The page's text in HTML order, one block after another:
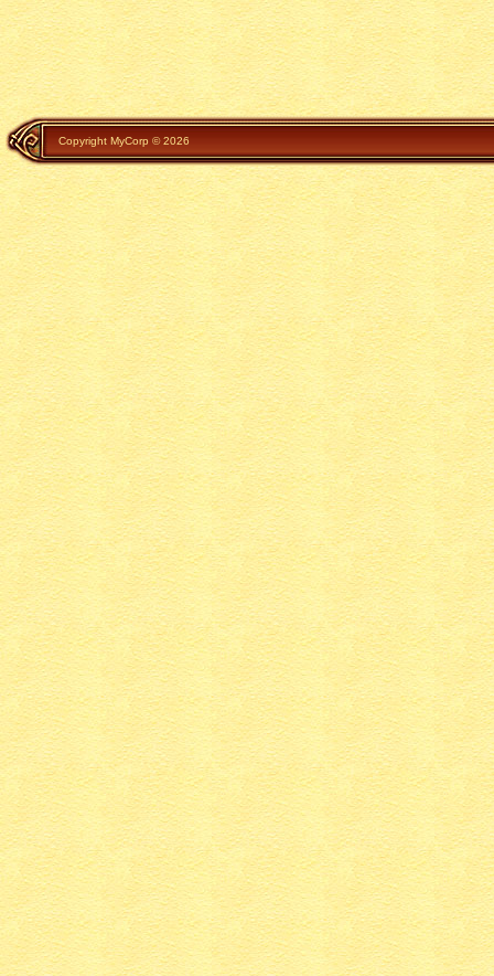
Copyright MyCorp © 2026